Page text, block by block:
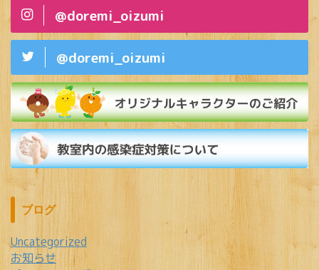
@doremi_oizumi
@doremi_oizumi
ブログ
Uncategorized
お知らせ